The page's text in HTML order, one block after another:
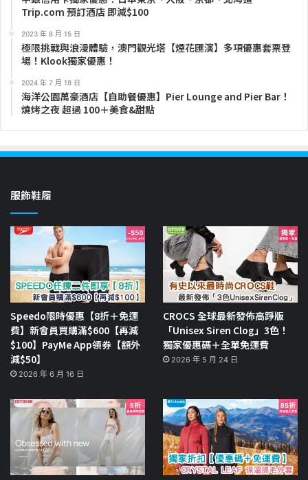
Trip.com 預訂酒店 即減$100
2023 年 8 月 15 日
極限挑戰與浪漫體驗，澳門觀光塔【煙花匯演】多項優惠套票登
場！Klook獨家優惠！
2024 年 7 月 18 日
海洋公園萬豪酒店【自助餐優惠】Pier Lounge and Pier Bar！
燒烤之夜 超過 100＋美食&甜點
服飾鞋履
Speedo限時優惠【8折＋免運
費】新會員買購滿$600【再減
$100】PayMe App領券【額外
減$50】
2026 年 6 月 16 日
CROCS 全球最新發佈高踭版
「Unisex Siren Clog」3色！
獨家優惠碼＋全單免運費
2026 年 5 月 24 日